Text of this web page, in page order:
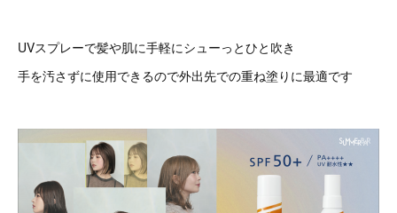
UVスプレーで髪や肌に手軽にシューっとひと吹き
手を汚さずに使用できるので外出先での重ね塗りに最適です